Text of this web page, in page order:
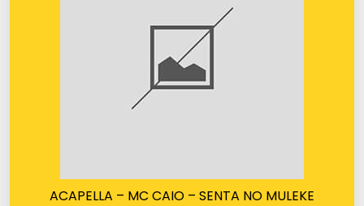
ACAPELLA – MC CAIO – SENTA NO MULEKE